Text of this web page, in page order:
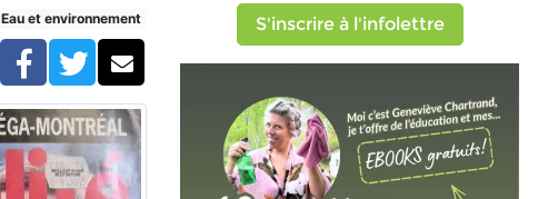
Eau et environnement
Facebook
TwitterCourriel
S'inscrire à l'infolettre